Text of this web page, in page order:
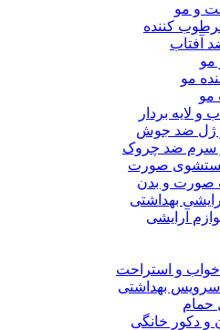
و مو
کننده
آفتاب
مو
مو
مو
و لایه بردار
ژل ضد جوش
سرم ضد چروک
صورت
صورت و بدن
بهداشتی
آرایشی
خواب و استراحت
سرویس بهداشتی
حمام
و دکور خانگی